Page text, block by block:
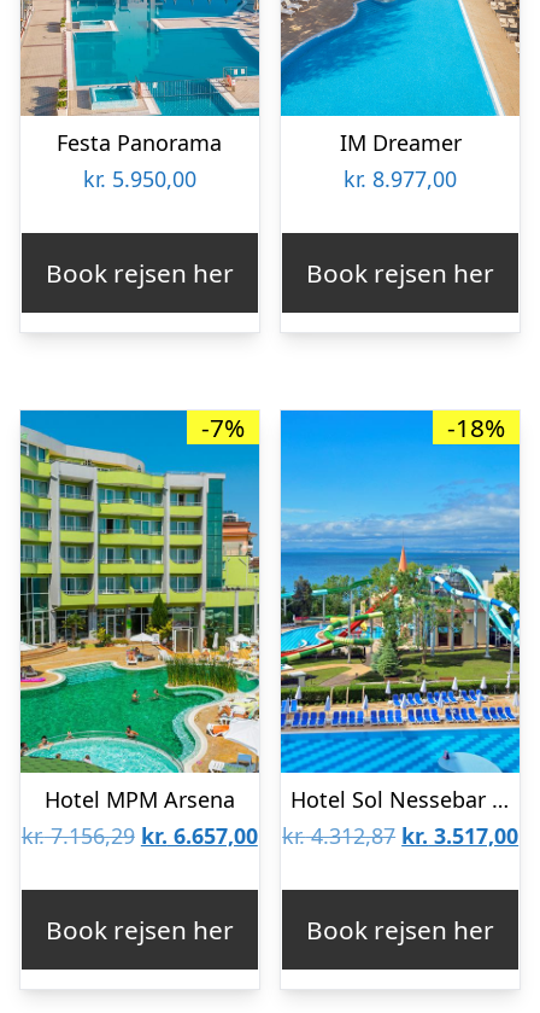
Festa Panorama
kr. 5.950,00
Book rejsen her
IM Dreamer
kr. 8.977,00
Book rejsen her
-7%
Hotel MPM Arsena
kr.7.156,29 Den
var:
kr. 7.156,29.
kr. 6.657,00Den
kr. 6.657,00.
Book rejsen her
-18%
Hotel Sol Nessebar Bay & Mare Resort
kr.4.312,87 Den
var:
kr. 4.312,87.
kr. 3.517,00
Book rejsen her